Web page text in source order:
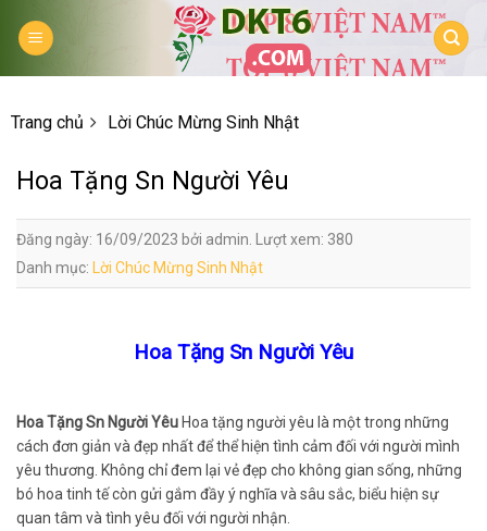
Trang chủ Lời Chúc Mừng Sinh Nhật
Hoa Tặng Sn Người Yêu
Đăng ngày: 16/09/2023 bởi admin. Lượt xem: 380
Danh mục: Lời Chúc Mừng Sinh Nhật
Hoa Tặng Sn Người Yêu
Hoa Tặng Sn Người Yêu Hoa tặng người yêu là một trong những
cách đơn giản và đẹp nhất để thể hiện tình cảm đối với người mình
yêu thương. Không chỉ đem lại vẻ đẹp cho không gian sống, những
bó hoa tinh tế còn gửi gắm đầy ý nghĩa và sâu sắc, biểu hiện sự
quan tâm và tình yêu đối với người nhận.